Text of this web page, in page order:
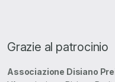
Grazie al patrocinio
Associazione Disiano